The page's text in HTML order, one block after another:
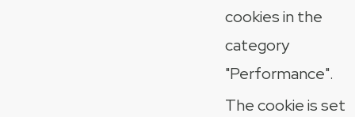
cookies in the
category
"Performance".
The cookie is set